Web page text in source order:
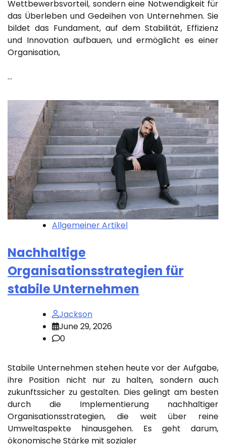
Wettbewerbsvorteil, sondern eine Notwendigkeit für
das Überleben und Gedeihen von Unternehmen. Sie
bildet das Fundament, auf dem Stabilität, Effizienz
und Innovation aufbauen, und ermöglicht es einer
Organisation,
…
Allgemeiner Artikel
Nachhaltige
Organisationsstrategien für
stabile Unternehmen
Jackson
June 29, 2026
0
Stabile Unternehmen stehen heute vor der Aufgabe,
ihre Position nicht nur zu halten, sondern auch
zukunftssicher zu gestalten. Dies gelingt am besten
durch die Implementierung nachhaltiger
Organisationsstrategien, die weit über reine
Umweltaspekte hinausgehen. Es geht darum,
ökonomische Stärke mit sozialer